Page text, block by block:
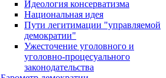
Идеология консерватизма
Национальная идея
Пути легитимации "управляемой
демократии"
Ужесточение уголовного и
уголовно-процесуального
законодательства